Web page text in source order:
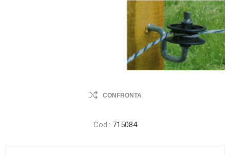
CONFRONTA
Cod.: 715084